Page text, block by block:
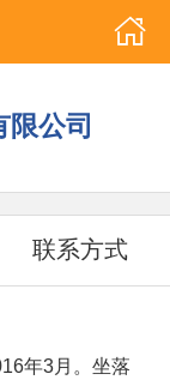
公司
联系方式
年3月。坐落